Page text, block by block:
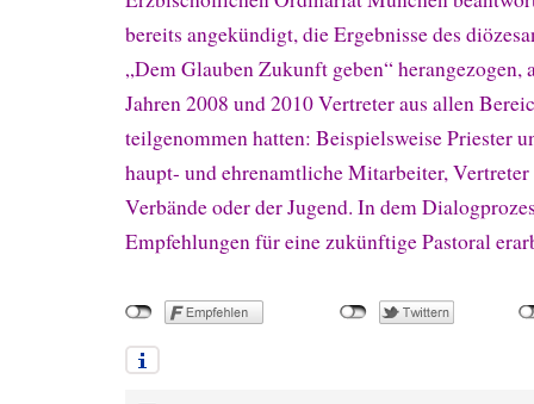
bereits angekündigt, die Ergebnisse des
„Dem Glauben Zukunft geben“ herangezogen,
Jahren 2008 und 2010 Vertreter aus allen
teilgenommen hatten: Beispielsweise Priester
haupt- und ehrenamtliche Mitarbeiter,
Verbände oder der Jugend. In dem
Empfehlungen für eine zukünftige Pastoral